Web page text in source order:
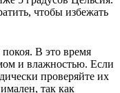
чтобы избежать
В это время
и влажностью. Если
проверяйте их
так как